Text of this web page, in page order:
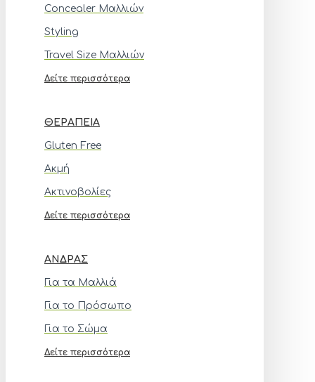
Concealer Μαλλιών
Styling
Travel Size Μαλλιών
Δείτε περισσότερα
ΘΕΡΑΠΕΊΑ
Gluten Free
Ακμή
Ακτινοβολίες
Δείτε περισσότερα
ΆΝΔΡΑΣ
Για τα Μαλλιά
Για το Πρόσωπο
Για το Σώμα
Δείτε περισσότερα